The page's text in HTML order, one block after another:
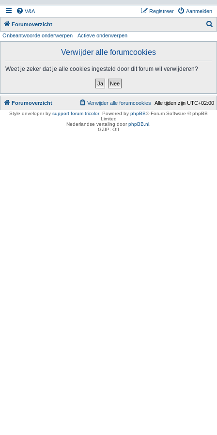
V&A Aanmelden
Registreer
Forumoverzicht
Onbeantwoorde onderwerpen Actieve onderwerpen
Verwijder alle forumcookies
Weet je zeker dat je alle cookies ingesteld door dit forum wil verwijderen?
Forumoverzicht Alle tijden zijn UTC+02:00
Verwijder alle forumcookies
Style developer by support forum tricolor, Powered by phpBB® Forum Software © phpBB
Limited
Nederlandse vertaling doorphpBB.nl
GZIP: Off